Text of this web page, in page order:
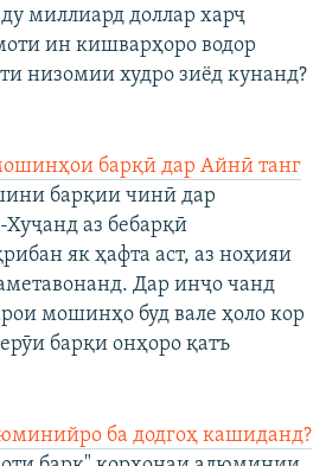
миллиард доллар харҷ
ин кишварҳоро водор
низомии худро зиёд кунанд?
барқӣ дар Айнӣ танг
барқии чинӣ дар
аз бебарқӣ
як ҳафта аст, аз ноҳияи
Дар инҷо чанд
мошинҳо буд вале ҳоло кор
барқи онҳоро қатъ
ба додгоҳ кашиданд?